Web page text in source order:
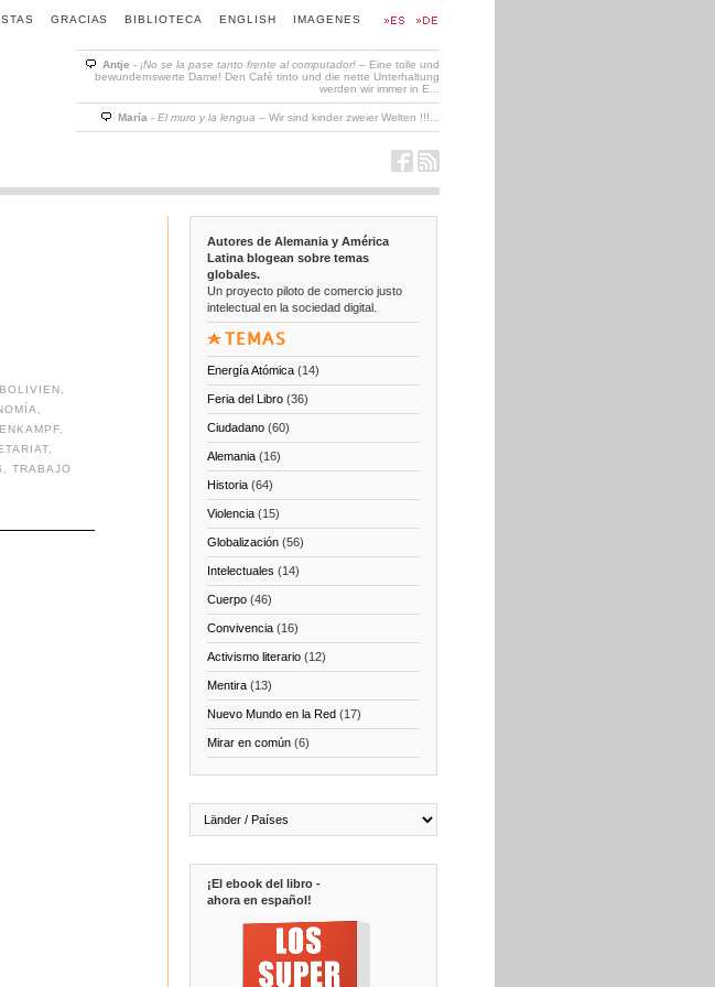
IMAGENES
ENGLISH
BIBLIOTECA
GRACIAS
Antje - ¡No se la pase tanto frente al computador!– Eine tolle und
bewundernswerte Dame! Den Café tinto und die nette Unterhaltung
werden wir immer in E...
María - El muro y la lengua – Wir sind kinder zweier Welten !!!...
BOLIVIEN
,TRABAJO
Autores de Alemania y América
Latina blogean sobre temas
globales.
Un proyecto piloto de comercio justo
intelectual en la sociedad digital.
TEMAS
Energía Atómica(14)
Feria del Libro(36)
Ciudadano(60)
Alemania(16)
Historia(64)
Violencia(15)
Globalización(56)
Intelectuales (14)
Cuerpo(46)
Convivencia(16)
Activismo literario(12)
Mentira(13)
Nuevo Mundo en la Red(17)
Mirar en común(6)
¡El ebook del libro -
ahora en español!